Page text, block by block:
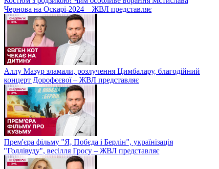
Чернова на Оскарі-2024 – ЖВЛ представляє
Аллу Мазур зламали, розлучення Цимбалару, благодійний
концерт Дорофєєвої – ЖВЛ представляє
Прем'єра фільму "Я, Побєда і Берлін", українізація
"Голлівуду", весілля Гросу – ЖВЛ представляє